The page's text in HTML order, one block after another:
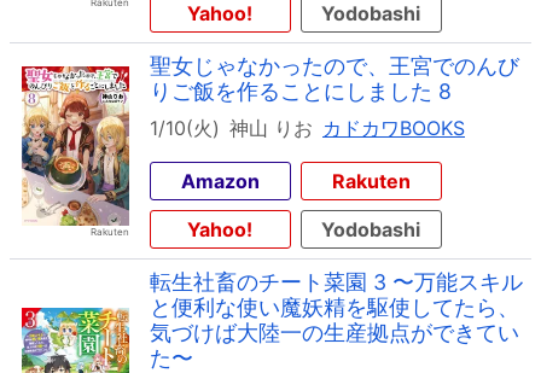
Yahoo!
Yodobashi
聖女じゃなかったので、王宮でのんび
りご飯を作ることにしました 8
1/10(火) 神山 りお カドカワBOOKS
Amazon
Rakuten
Yahoo!
Yodobashi
転生社畜のチート菜園 3 〜万能スキル
と便利な使い魔妖精を駆使してたら、
気づけば大陸一の生産拠点ができてい
た〜